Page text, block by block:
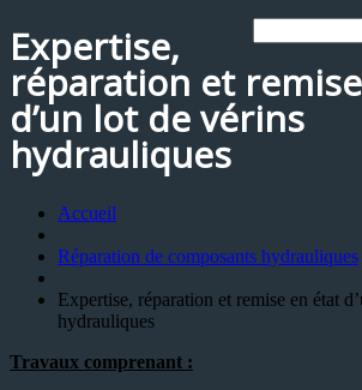
Expertise,
réparation et
d’un lot de vérins
hydrauliques
Accueil
Réparation de composants hydrauliques
Expertise, réparation et remise en état
hydrauliques
Travaux comprenant :